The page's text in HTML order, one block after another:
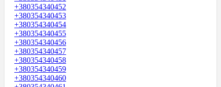
+380354340452
+380354340453
+380354340454
+380354340455
+380354340456
+380354340457
+380354340458
+380354340459
+380354340460